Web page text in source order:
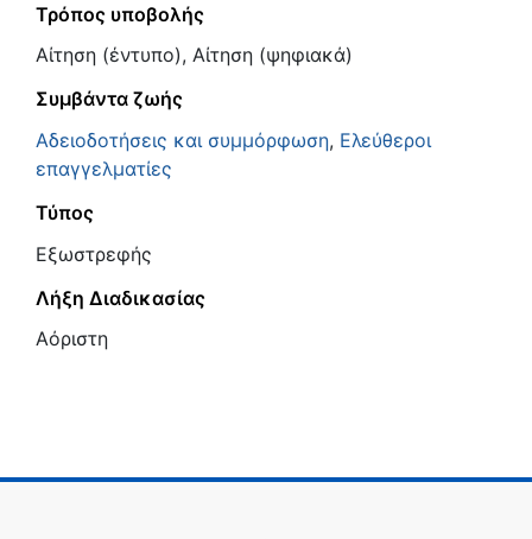
Τρόπος υποβολής
Αίτηση (έντυπο), Αίτηση (ψηφιακά)
Συμβάντα ζωής
Αδειοδοτήσεις και συμμόρφωση, Ελεύθεροι
επαγγελματίες
Τύπος
Εξωστρεφής
Λήξη Διαδικασίας
Αόριστη